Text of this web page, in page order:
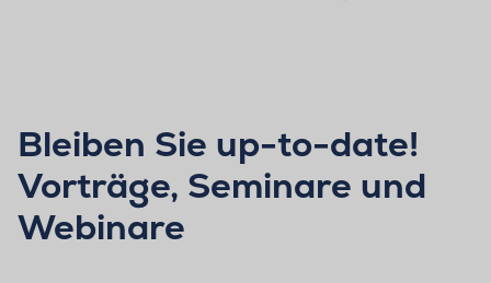
Bleiben Sie up-to-date!
Vorträge, Seminare und
Webinare